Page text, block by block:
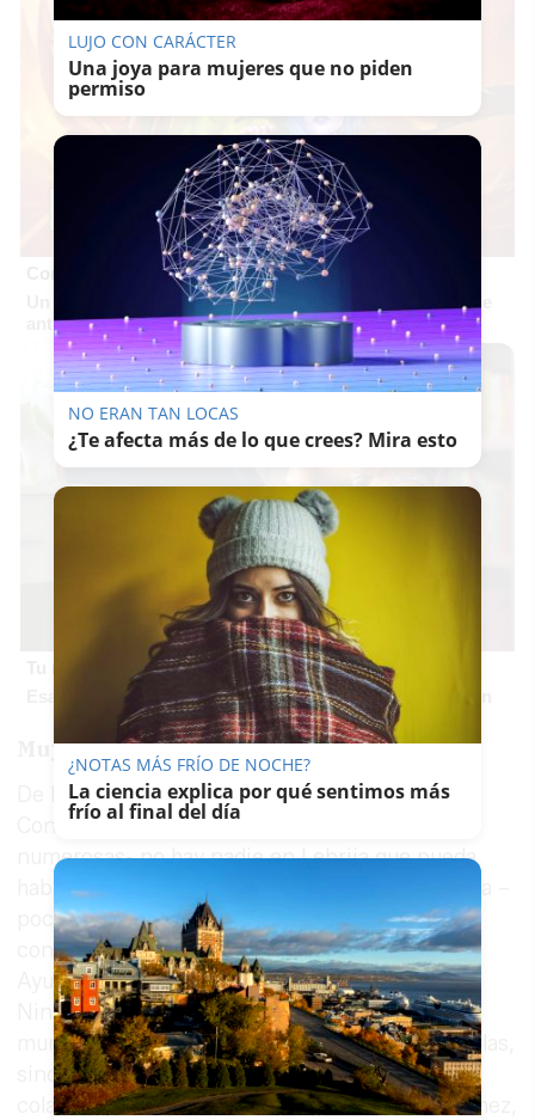
Corepunk MMORPG
Un verdadero MMORPG de la vieja escuela ¡Cómo los de
antes, pero mejor!
Tu memoria y la música
Esa canción antigua que no olvidas tiene una explicación
Muy queridas en Lebrija
De las Hermanas de la Cruz, como de las
Concepcionistas franciscanas –algo más
numerosas- no hay nadie en Lebrija que pueda
hablar mal. Hace cinco años, el Día de Andalucía –
poco antes de la pandemia del Covid- ambas
congregaciones recibieron por parte del
Ayuntamiento la Medalla de Oro de la Ciudad.
Ninguna de ellas acudió entonces al teatro
municipal Juan Bernabé para recoger las medallas,
sino que lo hicieron por ellas dos estrechos
colaboradores, Juan Arellano y Francisco Sánchez,
LUJO CON CARÁCTER
Una joya para mujeres que no piden
permiso
NO ERAN TAN LOCAS
¿Te afecta más de lo que crees? Mira esto
¿NOTAS MÁS FRÍO DE NOCHE?
La ciencia explica por qué sentimos más
frío al final del día